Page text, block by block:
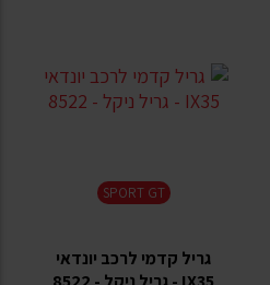
SPORT GT
גריל קדמי לרכב יונדאי